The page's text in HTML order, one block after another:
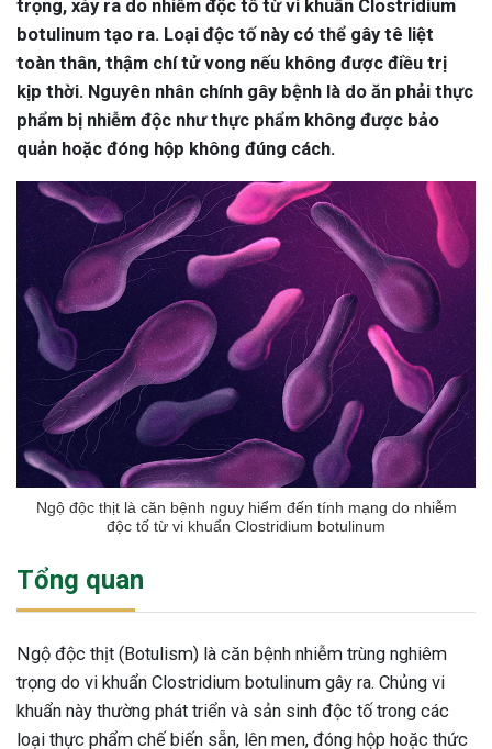
trọng, xảy ra do nhiễm độc tố từ vi khuẩn Clostridium
botulinum tạo ra. Loại độc tố này có thể gây tê liệt
toàn thân, thậm chí tử vong nếu không được điều trị
kịp thời. Nguyên nhân chính gây bệnh là do ăn phải thực
phẩm bị nhiễm độc như thực phẩm không được bảo
quản hoặc đóng hộp không đúng cách.
Ngộ độc thịt là căn bệnh nguy hiểm đến tính mạng do nhiễm
độc tố từ vi khuẩn Clostridium botulinum
Tổng quan
Ngộ độc thịt (Botulism) là căn bệnh nhiễm trùng nghiêm
trọng do vi khuẩn Clostridium botulinum gây ra. Chủng vi
khuẩn này thường phát triển và sản sinh độc tố trong các
loại thực phẩm chế biến sẵn, lên men, đóng hộp hoặc thức